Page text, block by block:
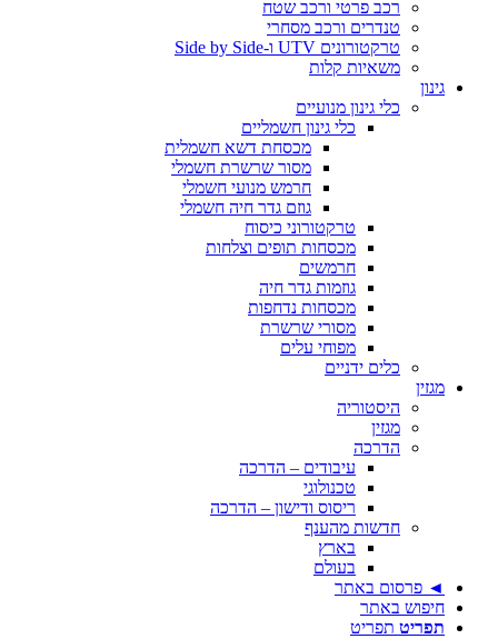
רכב פרטי ורכב שטח
טנדרים ורכב מסחרי
טרקטורונים UTV ו-Side by Side
משאיות קלות
גינון
כלי גינון מנועיים
כלי גינון חשמליים
מכסחת דשא חשמלית
מסור שרשרת חשמלי
חרמש מנועי חשמלי
גוזם גדר חיה חשמלי
טרקטורוני כיסוח
מכסחות תופים וצלחות
חרמשים
גוזמות גדר חיה
מכסחות נדחפות
מסורי שרשרת
מפוחי עלים
כלים ידניים
מגזין
היסטוריה
מגזין
הדרכה
עיבודים – הדרכה
טכנולוגי
ריסוס ודישון – הדרכה
חדשות מהענף
בארץ
בעולם
◄ פרסום באתר
חיפוש באתר
תפריט תפריט